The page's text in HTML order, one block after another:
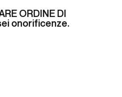
ORDINE DI
onorificenze.